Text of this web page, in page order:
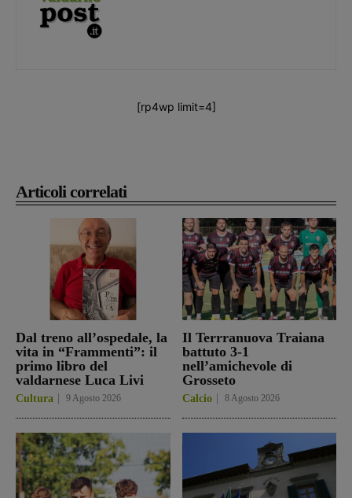
Articoli correlati
Dal treno all’ospedale, la
vita in “Frammenti”: il
primo libro del
valdarnese Luca Livi
Cultura 9 Agosto 2026
Il Terrranuova Traiana
battuto 3-1
nell’amichevole di
Grosseto
Calcio 8 Agosto 2026
[rp4wp limit=4]